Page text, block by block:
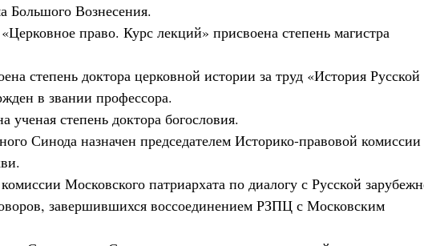
Большого Вознесения.
право. Курс лекций» присвоена степень магистра
степень доктора церковной истории за труд «История Русской
в звании профессора.
ученая степень доктора богословия.
Синода назначен председателем Историко-правовой комиссии
Московского патриархата по диалогу с Русской
завершившихся воссоединением РЗПЦ с Московским